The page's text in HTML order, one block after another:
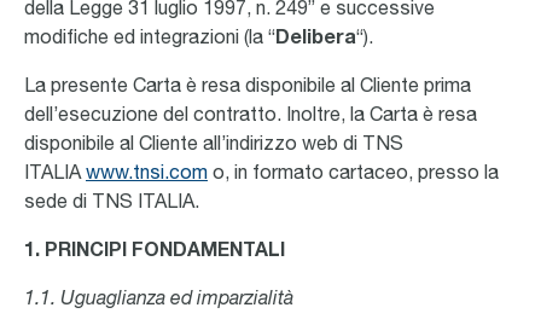
della Legge 31 luglio 1997, n. 249” e successive
modifiche ed integrazioni (la “Delibera“).
La presente Carta è resa disponibile al Cliente prima
dell’esecuzione del contratto. Inoltre, la Carta è resa
disponibile al Cliente all’indirizzo web di TNS
ITALIAwww.tnsi.com o, in formato cartaceo, presso la
sede di TNS ITALIA.
1. PRINCIPI FONDAMENTALI
1.1. Uguaglianza ed imparzialità